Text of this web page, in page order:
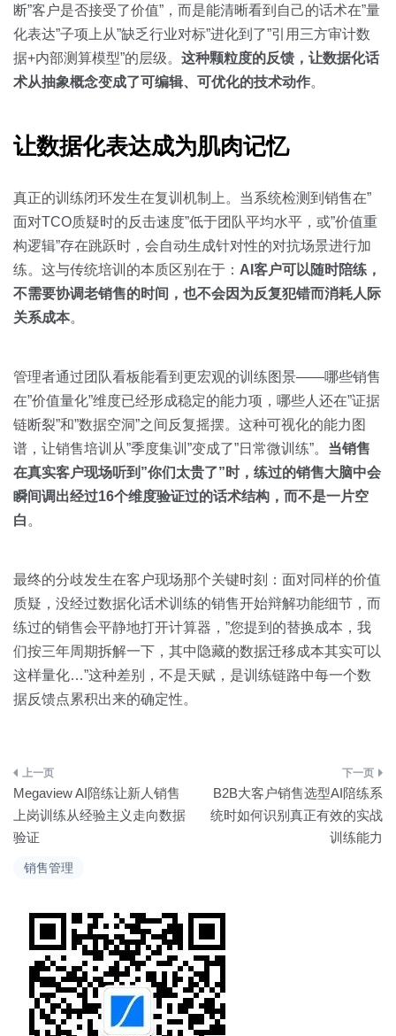
销售管理
断”客户是否接受了价值”，而是能清晰看到自己的话术在”量
化表达”子项上从”缺乏行业对标”进化到了”引用三方审计数
据+内部测算模型”的层级。 这种颗粒度的反馈，让数据化话
术从抽象概念变成了可编辑、可优化的技术动作。
让数据化表达成为肌肉记忆
真正的训练闭环发生在复训机制上。当系统检测到销售在”
面对TCO质疑时的反击速度”低于团队平均水平，或”价值重
构逻辑”存在跳跃时，会自动生成针对性的对抗场景进行加
练。这与传统培训的本质区别在于： AI客户可以随时陪练，
不需要协调老销售的时间，也不会因为反复犯错而消耗人际
关系成本。
管理者通过团队看板能看到更宏观的训练图景——哪些销售
在”价值量化”维度已经形成稳定的能力项，哪些人还在”证据
链断裂”和”数据空洞”之间反复摇摆。这种可视化的能力图
谱，让销售培训从”季度集训”变成了”日常微训练”。 当销售
在真实客户现场听到”你们太贵了”时，练过的销售大脑中会
瞬间调出经过16个维度验证过的话术结构，而不是一片空
白 。
最终的分歧发生在客户现场那个关键时刻：面对同样的价值
质疑，没经过数据化话术训练的销售开始辩解功能细节，而
练过的销售会平静地打开计算器，”您提到的替换成本，我
们按三年周期拆解一下，其中隐藏的数据迁移成本其实可以
这样量化…”这种差别，不是天赋，是训练链路中每一个数
据反馈点累积出来的确定性。
文
章
导
Megaview AI陪练让新人销售
上岗训练从经验主义走向数据
验证
B2B大客户销售选型AI陪练系
统时如何识别真正有效的实战
训练能力